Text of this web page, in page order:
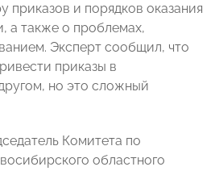
приказов и порядков оказания
а также о проблемах,
Эксперт сообщил, что
приказы в
но это сложный
Комитета по
областного